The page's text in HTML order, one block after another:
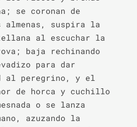
se coronan de
almenas, suspira la
al escuchar la
baja rechinando
para dar
al peregrino, y el
de horca y cuchillo
o se lanza
azuzando la